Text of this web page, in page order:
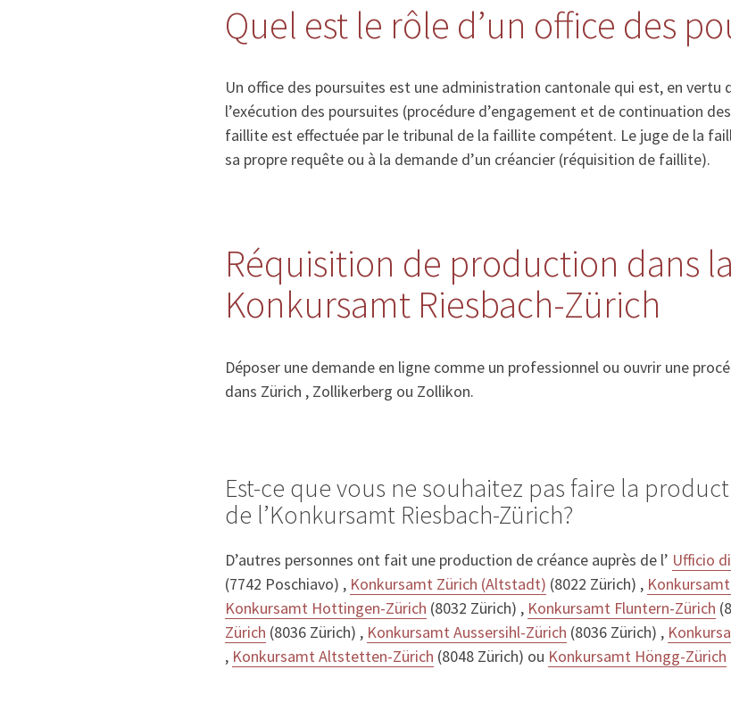
Quel est le rôle d’un office des
Un office des poursuites est une administration cantonale qui est, en vertu
l’exécution des poursuites (procédure d’engagement et de continuation
faillite est effectuée par le tribunal de la faillite compétent. Le juge de la
sa propre requête ou à la demande d’un créancier (réquisition de faillite).
Réquisition de production dans
Konkursamt Riesbach-Zürich
Déposer une demande en ligne comme un professionnel ou ouvrir une
dans Zürich , Zollikerberg ou Zollikon.
Est-ce que vous ne souhaitez pas faire la
de l’Konkursamt Riesbach-Zürich?
D’autres personnes ont fait une production de créance auprès de l’ Ufficio
(7742 Poschiavo) , Konkursamt Zürich (Altstadt) (8022 Zürich) ,
Konkursamt Hottingen-Zürich (8032 Zürich) , Konkursamt Fluntern-Zürich
Zürich (8036 Zürich) , Konkursamt Aussersihl-Zürich (8036 Zürich) ,
, Konkursamt Altstetten-Zürich (8048 Zürich) ou Konkursamt Höngg-Zürich